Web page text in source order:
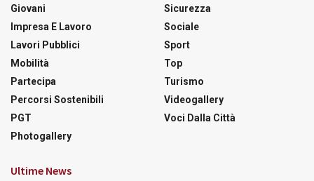
Giovani
Impresa E Lavoro
Lavori Pubblici
Mobilità
Partecipa
Percorsi Sostenibili
PGT
Photogallery
Sicurezza
Sociale
Sport
Top
Turismo
Videogallery
Voci Dalla Città
Ultime News